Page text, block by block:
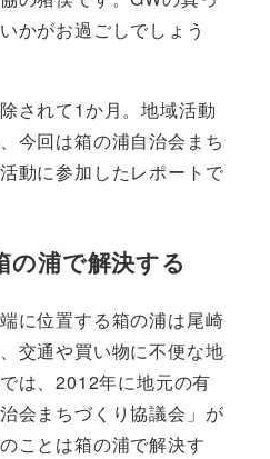
かがお過ごしでしょう
されて1か月。地域活動
今回は箱の浦自治会まち
動に参加したレポートで
の浦で解決する
に位置する箱の浦は尾崎
交通や買い物に不便な地
は、2012年に地元の有
会まちづくり協議会」が
ことは箱の浦で解決す